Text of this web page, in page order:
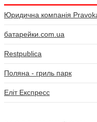
Юридична компанія
батарейки.com.ua
Restpublica
Поляна - гриль парк
Еліт Експресс